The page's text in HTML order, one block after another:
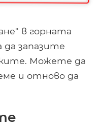
в горната
запазите
Можете да
и отново да